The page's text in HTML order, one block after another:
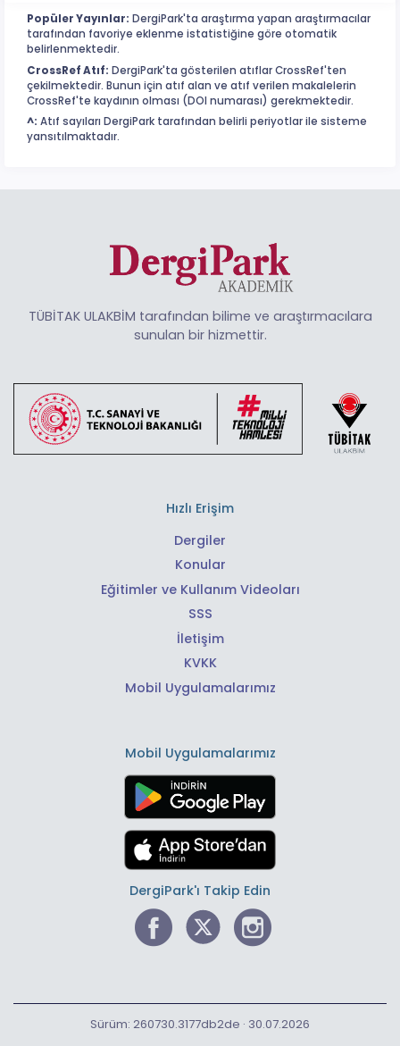
Popüler Yayınlar: DergiPark'ta araştırma yapan araştırmacılar
tarafından favoriye eklenme istatistiğine göre otomatik
belirlenmektedir.
CrossRef Atıf: DergiPark'ta gösterilen atıflar CrossRef'ten
çekilmektedir. Bunun için atıf alan ve atıf verilen makalelerin
CrossRef'te kaydının olması (DOI numarası) gerekmektedir.
^: Atıf sayıları DergiPark tarafından belirli periyotlar ile sisteme
yansıtılmaktadır.
TÜBİTAK ULAKBİM tarafından bilime ve araştırmacılara
sunulan bir hizmettir.
Hızlı Erişim
Dergiler
Konular
Eğitimler ve Kullanım Videoları
SSS
İletişim
KVKK
Mobil Uygulamalarımız
Mobil Uygulamalarımız
DergiPark'ı Takip Edin
Sürüm: 260730.3177db2de · 30.07.2026